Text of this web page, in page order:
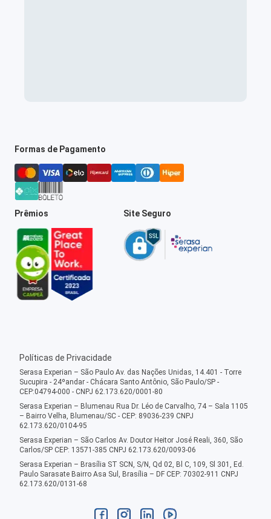
Formas de Pagamento
Prêmios Site Seguro
Políticas de Privacidade
Serasa Experian – São Paulo Av. das Nações Unidas, 14.401 - Torre
Sucupira - 24ºandar - Chácara Santo Antônio, São Paulo/SP -
CEP:04794-000 - CNPJ 62.173.620/0001-80
Serasa Experian – Blumenau Rua Dr. Léo de Carvalho, 74 – Sala 1105
– Bairro Velha, Blumenau/SC - CEP: 89036-239 CNPJ
62.173.620/0104-95
Serasa Experian – São Carlos Av. Doutor Heitor José Reali, 360, São
Carlos/SP CEP: 13571-385 CNPJ 62.173.620/0093-06
Serasa Experian – Brasília ST SCN, S/N, Qd 02, Bl C, 109, Sl 301, Ed.
Paulo Sarasate Bairro Asa Sul, Brasília – DF CEP: 70302-911 CNPJ
62.173.620/0131-68